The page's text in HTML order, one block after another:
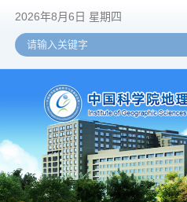
2026年8月6日 星期四